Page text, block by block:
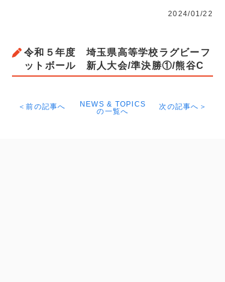
2024/01/22
令和５年度 埼玉県高等学校ラグビーフ
ットボール 新人大会/準決勝①/熊谷C
＜前の記事へ
NEWS & TOPICS
の一覧へ
次の記事へ＞